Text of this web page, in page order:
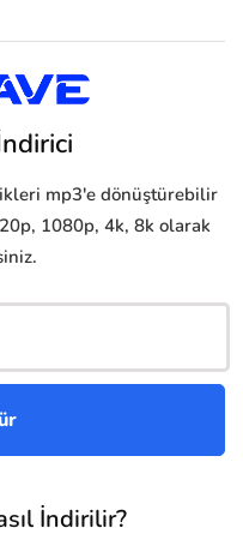
mp3'e dönüştürebilir
1080p, 4k, 8k olarak
İndirilir?